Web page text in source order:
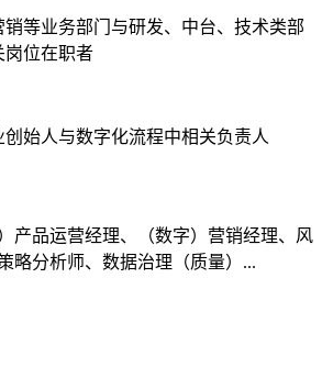
销等业务部门与研发、中台、技术类部
岗位在职者
始人与数字化流程中相关负责人
产品运营经理、（数字）营销经理、风
略分析师、数据治理（质量）...